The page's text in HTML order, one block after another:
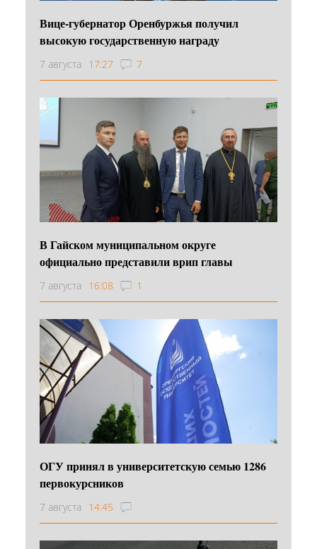
Вице-губернатор Оренбуржья получил
высокую государственную награду
7 августа 17:27 7
В Гайском муниципальном округе
официально представили врип главы
7 августа 16:08 1
ОГУ принял в университетскую семью 1286
первокурсников
7 августа 14:45